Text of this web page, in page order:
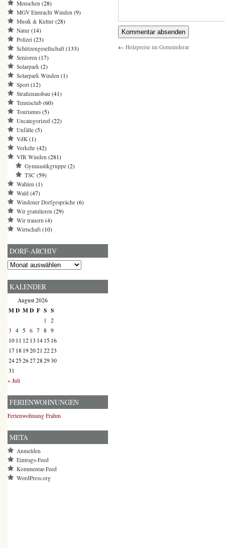
← Holzpreise im Gemeinderat
Menschen (28)
MGV Eintracht Winden (9)
Musik & Kultur (28)
Natur (14)
Polizei (23)
Schützengesellschaft (133)
Senioren (17)
Solarpark (2)
Solarpark Winden (1)
Sport (12)
Straßenausbau (41)
Tennisclub (60)
Tourismus (5)
Uncategorized (22)
Unfälle (5)
VdK (1)
Verkehr (42)
VfR Winden (281)
Gymnastikgruppe (2)
TSC (59)
Wahlen (1)
Wald (47)
Windener Dorfgespräche (6)
Wir gratulieren (29)
Wir trauern (4)
Wirtschaft (10)
DORF-ARCHIV
Dorf-
KALENDER
August 2026
MD MD F S S
1 2
3 4 5 6 7 8 9
10 11 12 13 14 15 16
17 18 192021 2223
2425 2627 28 2930
31
« Juli
FERIENWOHNUNGEN
Ferienwohnung Frahm
META
Anmelden
Eintrags-Feed
Kommentar-Feed
WordPress.org